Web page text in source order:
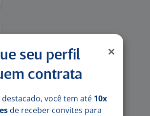
seu perfil
contrata
você tem até 10x
de receber convites para